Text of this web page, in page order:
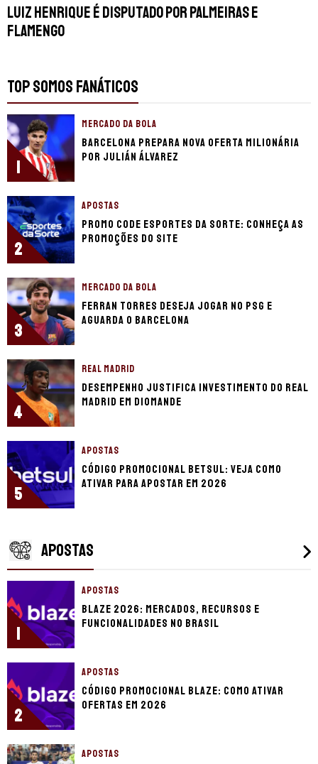
Luiz Henrique é disputado por Palmeiras e
Flamengo
TOP SOMOS FANÁTICOS
1
MERCADO DA BOLA
Barcelona prepara nova oferta milionária
por Julián Álvarez
2
APOSTAS
Promo code Esportes da Sorte: conheça as
promoções do site
3
MERCADO DA BOLA
Ferran Torres deseja jogar no PSG e
aguarda o Barcelona
4
REAL MADRID
Desempenho justifica investimento do Real
Madrid em Diomande
5
APOSTAS
Código promocional Betsul: veja como
ativar para apostar em 2026
APOSTAS
1
APOSTAS
Blaze 2026: mercados, recursos e
funcionalidades no Brasil
2
APOSTAS
Código promocional Blaze: como ativar
ofertas em 2026
APOSTAS